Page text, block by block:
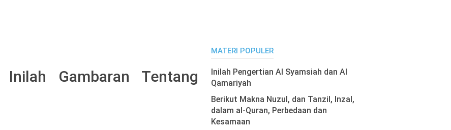
Gambaran Tentang
MATERI POPULER
Inilah Pengertian Al Syamsiah dan Al
Qamariyah
Berikut Makna Nuzul, dan Tanzil, Inzal,
dalam al-Quran, Perbedaan dan
Kesamaan